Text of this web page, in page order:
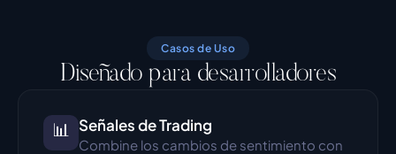
Casos de Uso
Diseñado para desarrolladores
📊 Señales de Trading
Combine los cambios de sentimiento con